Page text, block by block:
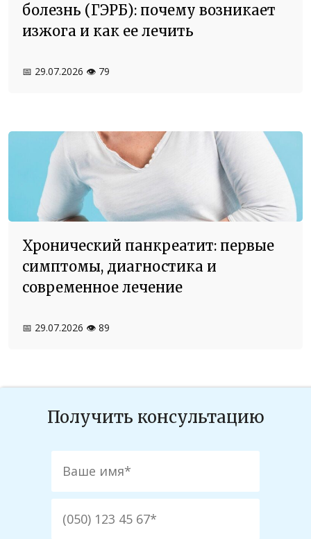
болезнь (ГЭРБ): почему возникает
изжога и как ее лечить
📅 29.07.2026 👁️ 79
Хронический панкреатит: первые
симптомы, диагностика и
современное лечение
📅 29.07.2026 👁️ 89
Получить консультацию